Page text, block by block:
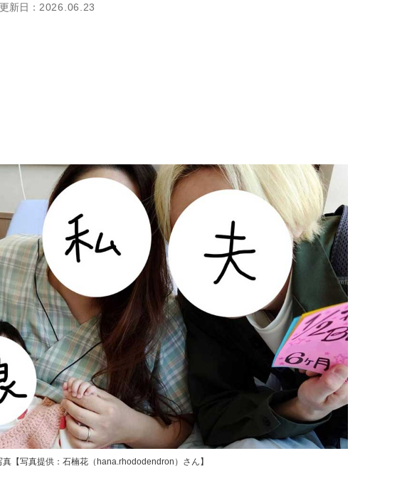
更新日： 2026.06.23
【写真提供：石楠花（hana.rhododendron）さん】